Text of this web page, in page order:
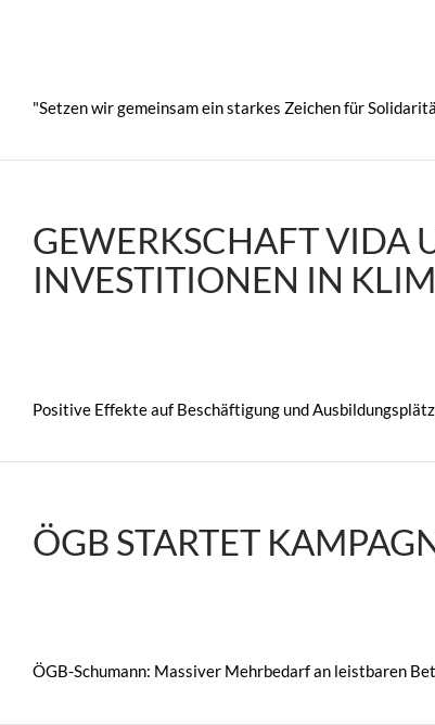
"Setzen wir gemeinsam ein starkes Zeichen für
GEWERKSCHAFT VIDA
INVESTITIONEN IN
Positive Effekte auf Beschäftigung und
ÖGB STARTET
ÖGB-Schumann: Massiver Mehrbedarf an leistbaren